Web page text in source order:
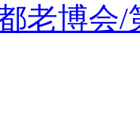
老博会